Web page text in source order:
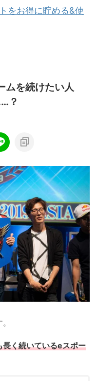
をお得に貯める&使
ムを続けたい人
？
長く続いているeスポー